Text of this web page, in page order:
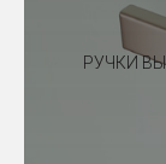
РУЧКИ